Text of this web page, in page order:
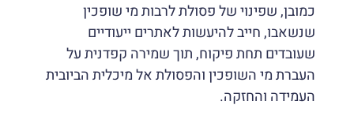
כמובן, שפינוי של פסולת לרבות מי שופכין
שנשאבו, חייב להיעשות לאתרים ייעודיים
שעובדים תחת פיקוח, תוך שמירה קפדנית על
העברת מי השופכין והפסולת אל מיכלית הביובית
העמידה והחזקה.